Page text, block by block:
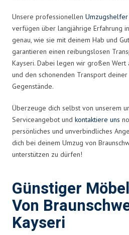
Unsere professionellen Umzugshelfer
verfügen über langjährige Erfahrung
genau, wie sie mit deinem Hab und
garantieren einen reibungslosen
Kayseri. Dabei legen wir großen Wert
und den schonenden Transport
Gegenstände.
Überzeuge dich selbst von unserem
Serviceangebot und kontaktiere uns
persönliches und unverbindliches
dich bei deinem Umzug von
unterstützen zu dürfen!
Günstiger
Von
Kayseri